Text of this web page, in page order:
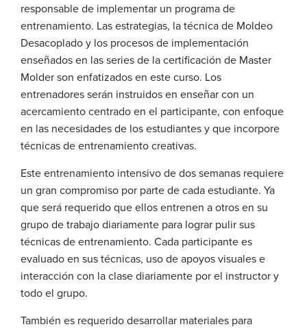
responsable de implementar un programa de
entrenamiento. Las estrategias, la técnica de Moldeo
Desacoplado y los procesos de implementación
enseñados en las series de la certificación de Master
Molder son enfatizados en este curso. Los
entrenadores serán instruidos en enseñar con un
acercamiento centrado en el participante, con enfoque
en las necesidades de los estudiantes y que incorpore
técnicas de entrenamiento creativas.
Este entrenamiento intensivo de dos semanas requiere
un gran compromiso por parte de cada estudiante. Ya
que será requerido que ellos entrenen a otros en su
grupo de trabajo diariamente para lograr pulir sus
técnicas de entrenamiento. Cada participante es
evaluado en sus técnicas, uso de apoyos visuales e
interacción con la clase diariamente por el instructor y
todo el grupo.
También es requerido desarrollar materiales para